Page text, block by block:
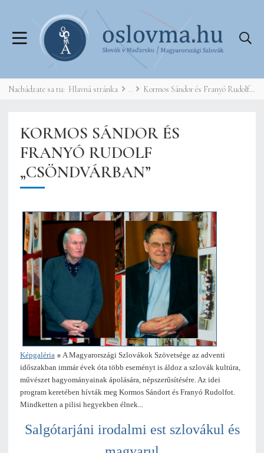
Nachádzate sa tu: Hlavná stránka Kormos Sándor és Franyó Rudolf „Csöndvárban”
KORMOS SÁNDOR ÉS
FRANYÓ RUDOLF
„CSÖNDVÁRBAN”
Képgaléria ● A Magyarországi Szlovákok Szövetsége az adventi
időszakban immár évek óta több eseményt is áldoz a szlovák kultúra,
művészet hagyományainak ápolására, népszerűsítésére. Az idei
program keretében hívták meg Kormos Sándort és Franyó Rudolfot.
Mindketten a pilisi hegyekben élnek...
Salgótarjáni irodalmi est szlovákul és